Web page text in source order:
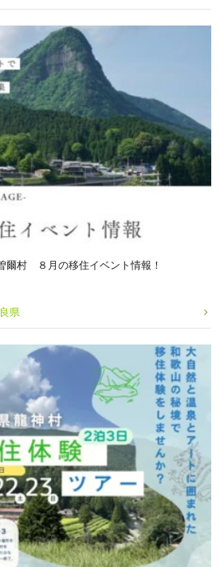
爾村 ８月の移住イベント情報！
県